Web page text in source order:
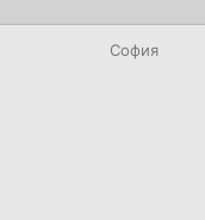
София